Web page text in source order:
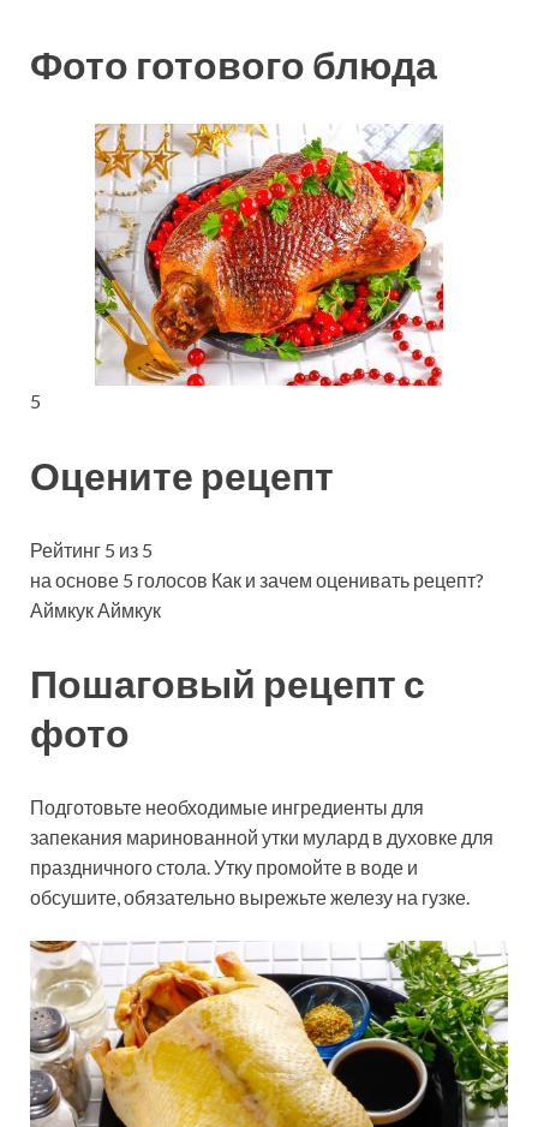
Фото готового блюда
5
Оцените рецепт
Рейтинг 5 из 5
на основе 5 голосов Как и зачем оценивать рецепт?
Аймкук Аймкук
Пошаговый рецепт с
фото
Подготовьте необходимые ингредиенты для
запекания маринованной утки мулард в духовке для
праздничного стола. Утку промойте в воде и
обсушите, обязательно вырежьте железу на гузке.